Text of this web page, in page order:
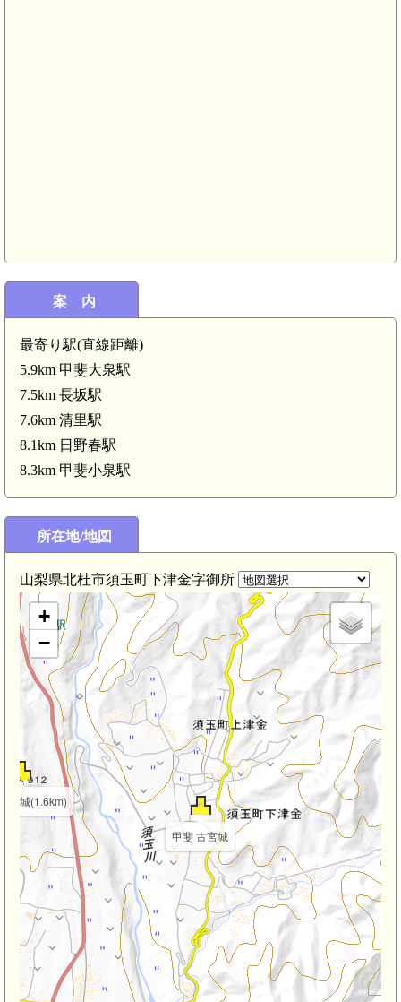
案 内
最寄り駅(直線距離)
5.9km 甲斐大泉駅
7.5km 長坂駅
7.6km 清里駅
8.1km 日野春駅
8.3km 甲斐小泉駅
所在地/地図
山梨県北杜市須玉町下津金字御所
甲斐 古宮城
山城(1.6km)
甲斐 源太ヶ城(2.3km)
沢口留番所(2.9km)
+
−